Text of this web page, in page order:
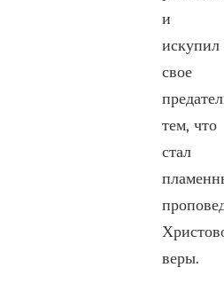
и
искупил
свое
тем, что
стал
веры.